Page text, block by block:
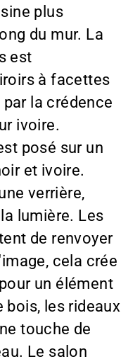
plus
du mur. La
est
à facettes
la crédence
ivoire.
posé sur un
et ivoire.
verrière,
lumière. Les
de renvoyer
cela crée
un élément
les rideaux
touche de
Le salon